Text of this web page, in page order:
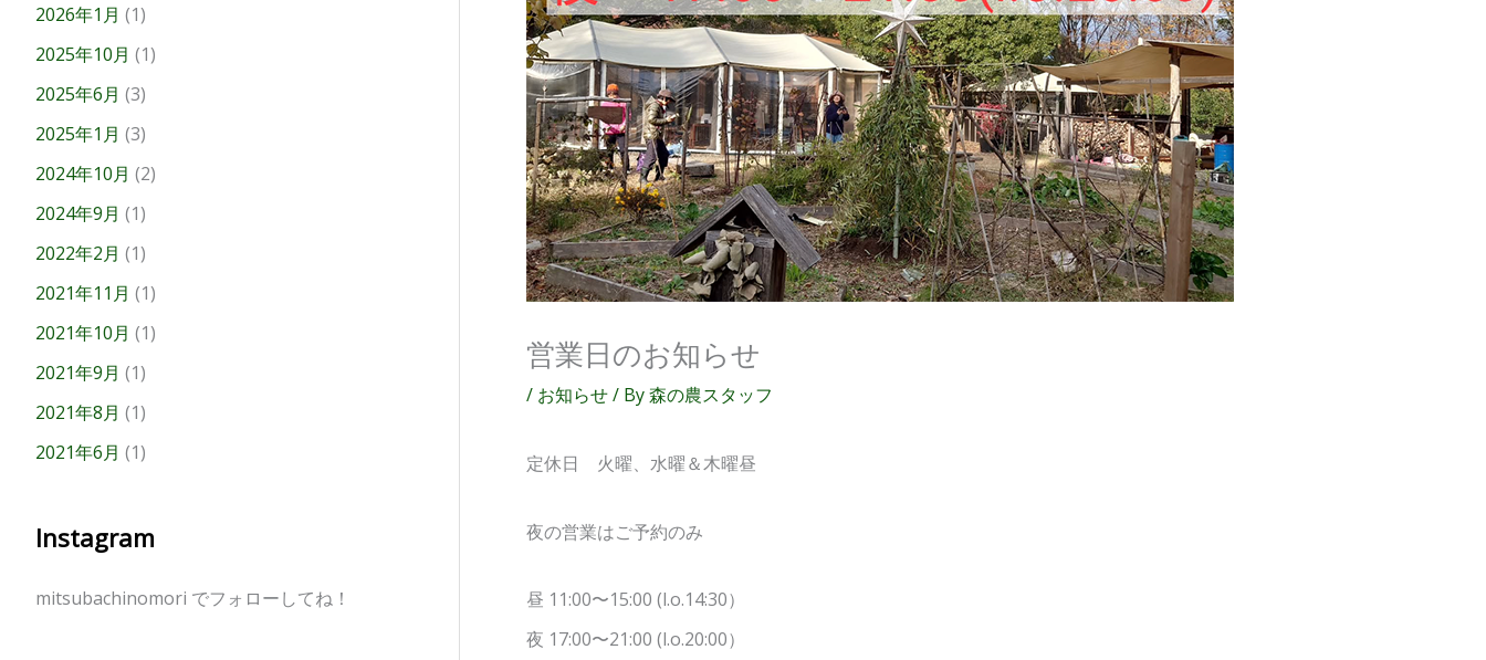
2026年1月 (1)
2025年10月 (1)
2025年6月 (3)
2025年1月 (3)
2024年10月 (2)
2024年9月 (1)
2022年2月 (1)
2021年11月 (1)
2021年10月 (1)
2021年9月 (1)
2021年8月 (1)
2021年6月 (1)
Instagram
mitsubachinomori でフォローしてね！
営業日のお知らせ
/ お知らせ/ By森の農スタッフ
定休日 火曜、水曜＆木曜昼
夜の営業はご予約のみ
昼 11:00〜15:00 (l.o.14:30）
夜 17:00〜21:00 (l.o.20:00）